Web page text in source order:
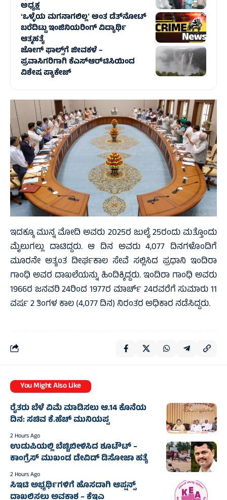
ಅಧ್ಯಕ್ಷ
ʻಒಳ್ಳೆಯ ಮಗನಾಗಲಿಲ್ಲʼ ಅಂತ ಡೆತ್‌ನೋಟ್
ಬರೆದಿಟ್ಟು ಇಂಜಿನಿಯರಿಂಗ್ ವಿದ್ಯಾರ್ಥಿ
ಆತ್ಮಹತ್ಯೆ‌
ಜೋಗ್‌ ಫಾಲ್ಸ್‌ಗೆ ಜೀವಕಳೆ –
ಪ್ರವಾಸಿಗರಿಗಾಗಿ ಕೆಎಸ್ಆರ್‌ಟಿಸಿಯಿಂದ
ವಿಶೇಷ ಪ್ಯಾಕೇಜ್
ಇದಕ್ಕೂ ಮುನ್ನ ಮೋದಿ ಅವರು 2025ರ ಜುಲೈ 25ರಂದು ಮತ್ತೊಂದು
ಮೈಲುಗಲ್ಲು ದಾಟಿದ್ದರು. ಆ ದಿನ ಅವರು 4,077 ದಿನಗಳೊಂದಿಗೆ
ಮೂರನೇ ಅತ್ಯಂತ ದೀರ್ಘಕಾಲ ಸೇವೆ ಸಲ್ಲಿಸಿದ ಪ್ರಧಾನಿ ಇಂದಿರಾ
ಗಾಂಧಿ ಅವರ ದಾಖಲೆಯನ್ನು ಹಿಂದಿಕ್ಕಿದ್ದರು. ಇಂದಿರಾ ಗಾಂಧಿ ಅವರು
1966ರ ಜನವರಿ 24ರಿಂದ 1977ರ ಮಾರ್ಚ್ 24ರವರೆಗೆ ಸುಮಾರು 11
ವರ್ಷ 2 ತಿಂಗಳ ಕಾಲ (4,077 ದಿನ) ನಿರಂತರ ಅಧಿಕಾರ ನಡೆಸಿದ್ದರು.
You Might Also Like
ರೈತರು ಬೆಳೆ ವಿಮೆ ಮಾಡಿಸಲು ಆ.14 ಕೊನೆಯ
ದಿನ: ಸಚಿವ ಕೆ.ಹೆಚ್ ಮುನಿಯಪ್ಪ
2 Hours Ago
ಉಡುಪಿಯಲ್ಲಿ ಬೆಚ್ಚಿಬೀಳಿಸಿದ ಶೂಟೌಟ್ –
ಕಾಂಗ್ರೆಸ್ ಮುಖಂಡ ಡೇವಿಡ್ ಡಿಸೋಜಾ ಹತ್ಯೆ
2 Hours Ago
ಸಿಇಟಿ ಅಭ್ಯರ್ಥಿಗಳಿಗೆ ಹೊಸದಾಗಿ ಆಪ್ಷನ್ಸ್